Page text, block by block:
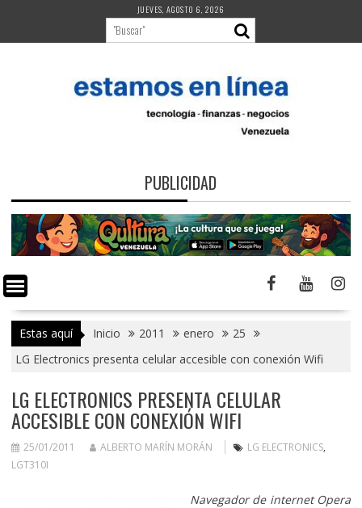
contenido
JUEVES, AGOSTO 6, 2026
PUBLICIDAD
Estas aquí Inicio 2011 enero
25
LG Electronics presenta celular accesible con conexión Wifi
LG ELECTRONICS PRESENTA CELULAR
ACCESIBLE CON CONEXIÓN WIFI
25/01/2011 ALBERTO MARÍN MORÁN LG ELECTRONICS,
LGT310I
Navegador de internet Opera